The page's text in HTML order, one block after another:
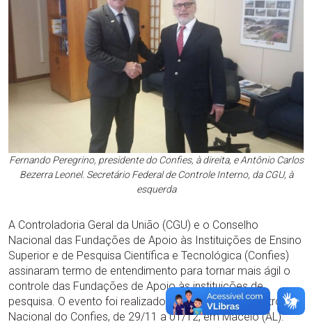
Fernando Peregrino, presidente do Confies, à direita, e Antônio Carlos
Bezerra Leonel. Secretário Federal de Controle Interno, da CGU, à
esquerda
A Controladoria Geral da União (CGU) e o Conselho
Nacional das Fundações de Apoio às Instituições de Ensino
Superior e de Pesquisa Científica e Tecnológica (Confies)
assinaram termo de entendimento para tornar mais ágil o
controle das Fundações de Apoio às instituições de
pesquisa. O evento foi realizado durante o 35° Encontro
Nacional do Confies, de 29/11 a 01/12, em Maceió (AL).